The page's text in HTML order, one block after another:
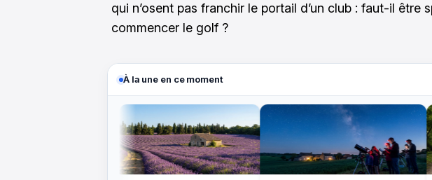
qui n’osent pas franchir le portail d’un club : faut-il être
commencer le golf ?
À la une en ce moment